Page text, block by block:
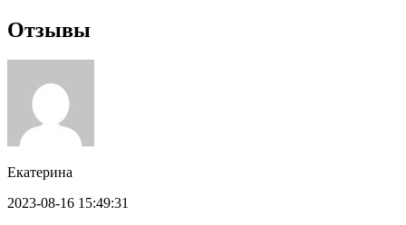
Отзывы
Екатерина
2023-08-16 15:49:31